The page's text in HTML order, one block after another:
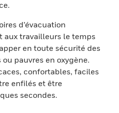
d’évacuation
aux travailleurs le temps
en toute sécurité des
pauvres en oxygène.
confortables, faciles
enfilés et être
secondes.